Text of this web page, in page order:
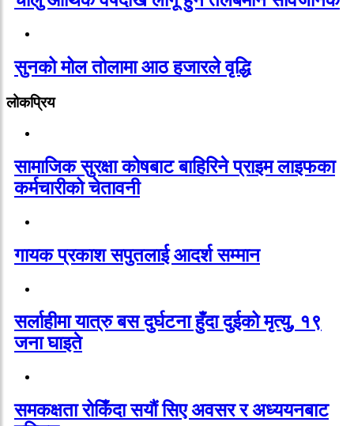
सुनको मोल तोलामा आठ हजारले वृद्धि
लोकप्रिय
सामाजिक सुरक्षा कोषबाट बाहिरिने प्राइम लाइफका
कर्मचारीको चेतावनी
गायक प्रकाश सपुतलाई आदर्श सम्मान
सर्लाहीमा यात्रु बस दुर्घटना हुँदा दुईको मृत्यु, १९
जना घाइते
समकक्षता रोकिँदा सयौं सिए अवसर र अध्ययनबाट